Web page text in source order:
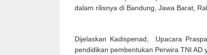
dalam rilisnya di Bandung, Jawa Barat,
Dijelaskan Kadispenad, Upacara
pendidikan pembentukan Perwira TNI AD